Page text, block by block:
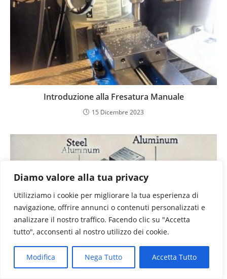
Diamo valore alla tua privacy
Utilizziamo i cookie per migliorare la tua esperienza di
navigazione, offrire annunci o contenuti personalizzati e
analizzare il nostro traffico. Facendo clic su "Accetta
tutto", acconsenti al nostro utilizzo dei cookie.
Modifica Nega Tutto Accetta Tutto
Introduzione alla Fresatura Manuale
15 Dicembre 2023